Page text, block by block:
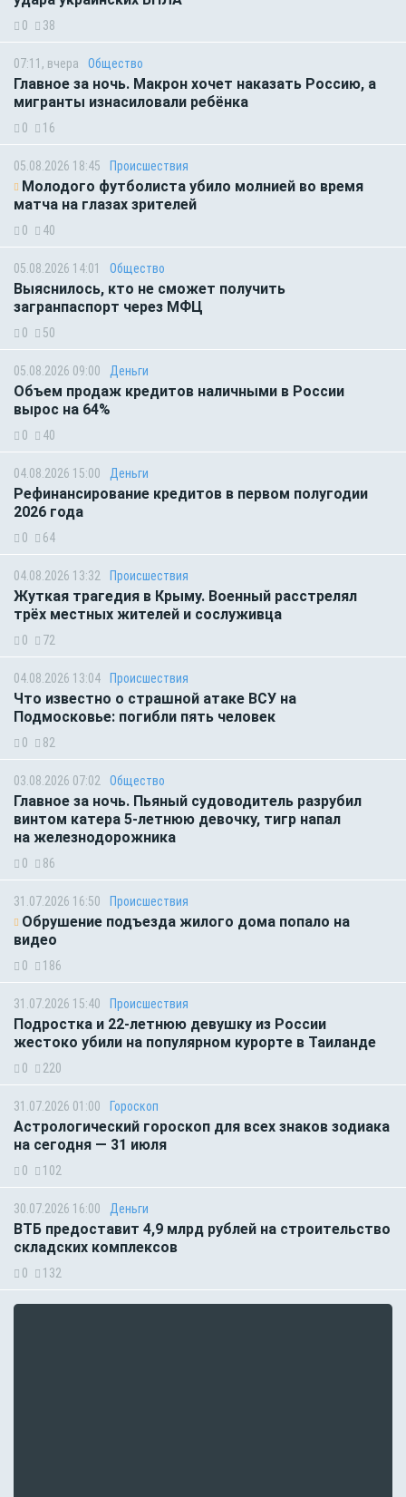
0 38
07:11, вчера Общество
Главное за ночь. Макрон хочет наказать Россию, а
мигранты изнасиловали ребёнка
0 16
05.08.2026 18:45 Происшествия
Молодого футболиста убило молнией во время
матча на глазах зрителей
0 40
05.08.2026 14:01 Общество
Выяснилось, кто не сможет получить
загранпаспорт через МФЦ
0 50
05.08.2026 09:00 Деньги
Объем продаж кредитов наличными в России
вырос на 64%
0 40
04.08.2026 15:00 Деньги
Рефинансирование кредитов в первом полугодии
2026 года
0 64
04.08.2026 13:32 Происшествия
Жуткая трагедия в Крыму. Военный расстрелял
трёх местных жителей и сослуживца
0 72
04.08.2026 13:04 Происшествия
Что известно о страшной атаке ВСУ на
Подмосковье: погибли пять человек
0 82
03.08.2026 07:02 Общество
Главное за ночь. Пьяный судоводитель разрубил
винтом катера 5-летнюю девочку, тигр напал
на железнодорожника
0 86
31.07.2026 16:50 Происшествия
Обрушение подъезда жилого дома попало на
видео
0 186
31.07.2026 15:40 Происшествия
Подростка и 22-летнюю девушку из России
жестоко убили на популярном курорте в Таиланде
0 220
31.07.2026 01:00 Гороскоп
Астрологический гороскоп для всех знаков зодиака
на сегодня — 31 июля
0 102
30.07.2026 16:00 Деньги
ВТБ предоставит 4,9 млрд рублей на строительство
складских комплексов
0 132